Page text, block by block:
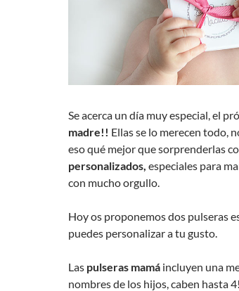
Se acerca un día muy especial, el
madre!! Ellas se lo merecen todo,
eso qué mejor que sorprenderlas
personalizados, especiales para
con mucho orgullo.
Hoy os proponemos dos pulseras
puedes personalizar a tu gusto.
Las pulseras mamá incluyen una
nombres de los hijos, caben hasta